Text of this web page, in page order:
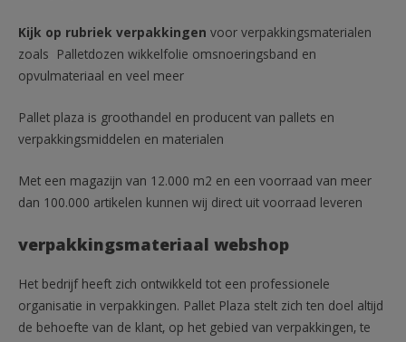
Kijk op rubriek verpakkingen voor verpakkingsmaterialen
zoals Palletdozen wikkelfolie omsnoeringsband en
opvulmateriaal en veel meer
Pallet plaza is groothandel en producent van pallets en
verpakkingsmiddelen en materialen
Met een magazijn van 12.000 m2 en een voorraad van meer
dan 100.000 artikelen kunnen wij direct uit voorraad leveren
verpakkingsmateriaal webshop
Het bedrijf heeft zich ontwikkeld tot een professionele
organisatie in verpakkingen. Pallet Plaza stelt zich ten doel altijd
de behoefte van de klant, op het gebied van verpakkingen, te